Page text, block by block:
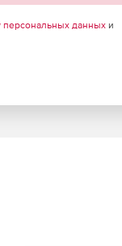
персональных данныхи